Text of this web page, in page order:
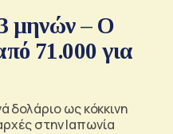
μηνών – Ο
71.000 για
δολάριο ως κόκκινη
στην Ιαπωνία